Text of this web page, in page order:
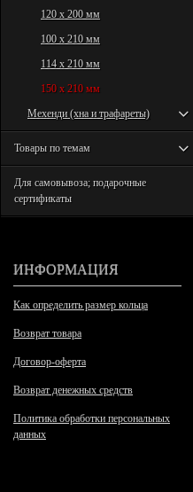
120 х 200 мм
100 х 210 мм
114 х 210 мм
150 х 210 мм
Мехенди (хна и трафареты)
Товары по темам
Для самовывоза; подарочные
сертификаты
ИНФОРМАЦИЯ
Как определить размер кольца
Возврат товара
Договор-оферта
Возврат денежных средств
Политика обработки персональных
данных